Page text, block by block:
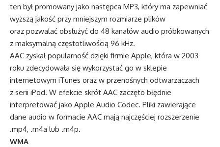
ten był promowany jako następca MP3, który ma zapewniać
wyższą jakość przy mniejszym rozmiarze plików
oraz pozwalać obsłużyć do 48 kanałów audio próbkowanych
z maksymalną częstotliwością 96 kHz.
AAC zyskał popularność dzięki firmie Apple, która w 2003
roku zdecydowała się wykorzystać go w sklepie
internetowym iTunes oraz w przenośnych odtwarzaczach
z serii iPod. W efekcie skrót AAC zaczęto błędnie
interpretować jako Apple Audio Codec. Pliki zawierające
dane audio w formacie AAC mają najczęściej rozszerzenie
.mp4, .m4a lub .m4p.
WMA